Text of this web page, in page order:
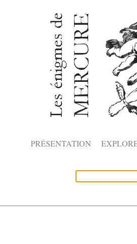
PRÉSENTATION